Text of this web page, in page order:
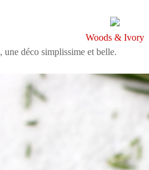
Woods & Ivory
une déco simplissime et belle.